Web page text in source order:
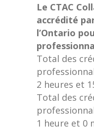
Le CTAC
accrédité
l’Ontario
Total des
2 heures et
Total des
1 heure et 0